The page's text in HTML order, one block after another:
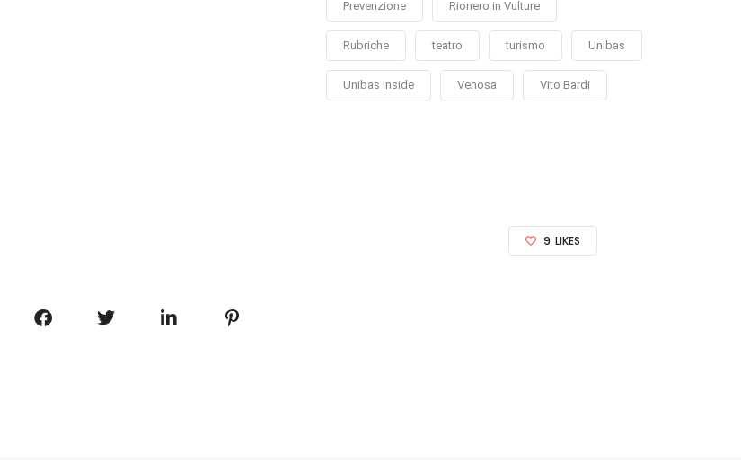
Prevenzione Rionero in Vulture
Rubriche teatro turismo Unibas
Unibas Inside Venosa Vito Bardi
9 LIKES